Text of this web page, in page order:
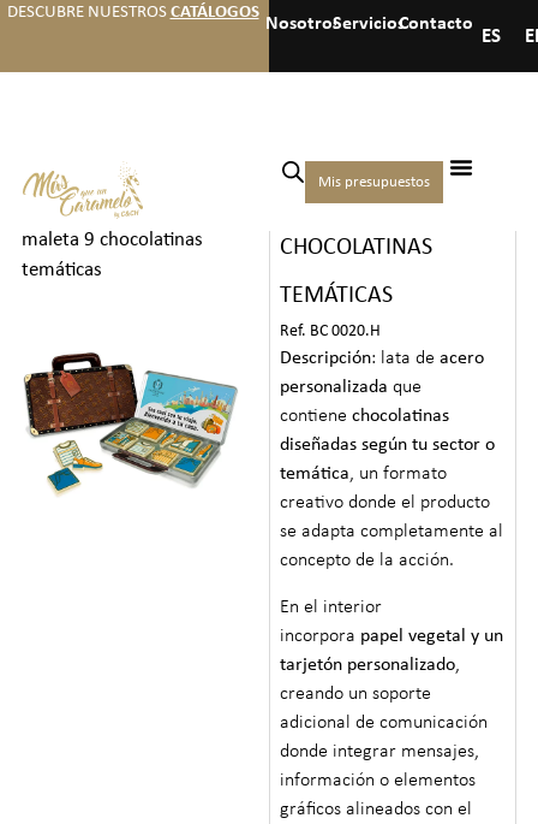
DESCUBRE NUESTROS CATÁLOGOS
NosotrosServiciosContacto
ES
Mis presupuestos
Inicio/ Hoteles
bienvenida premium
maleta 9 chocolatinas
temáticas
LATA MALETA 9
CHOCOLATINAS
TEMÁTICAS
Ref. BC 0020.H
Descripción: lata deacero
personalizada que
contienechocolatinas
diseñadas según tu sector o
temática, un formato
creativo donde el producto
se adapta completamente al
concepto de la acción.
En el interior
incorpora papel vegetal y un
tarjetón personalizado,
creando un soporte
adicional de comunicación
donde integrar mensajes,
información o elementos
gráficos alineados con el